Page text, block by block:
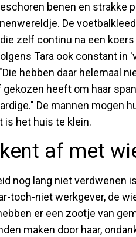
benen en strakke
De
zelf continu na een
Tara ook constant
hebben daar helemaal
heeft om haar
De mannen mogen
is het huis te klein.
af met
nog lang niet verdwenen
toch-niet werkgever, de
er een zootje van
maken door haar,